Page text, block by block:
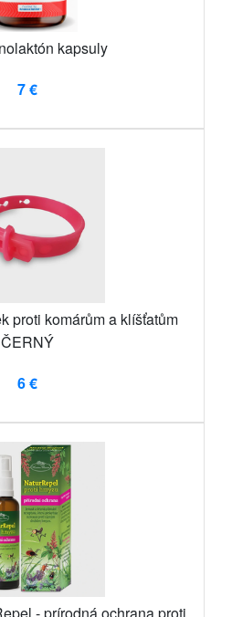
kapsuly
7 €
proti komárům a klíšťatům
ČERNÝ
6 €
- prírodná ochrana proti